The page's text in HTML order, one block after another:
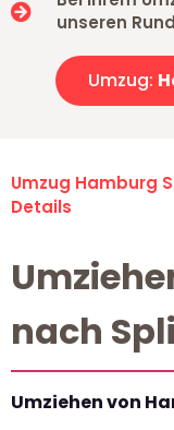
unseren
Umzug:
Umzug Hamburg
Details
nach
Umziehen von